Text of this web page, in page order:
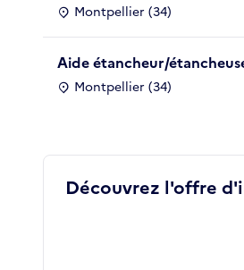
Montpellier (34)
Aide étancheur/
Montpellier (34)
Découvrez l'offre